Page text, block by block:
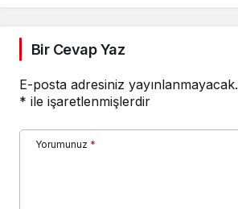
Bir Cevap Yaz
E-posta adresiniz yayınlanmayacak.
* ile işaretlenmişlerdir
Yorumunuz *